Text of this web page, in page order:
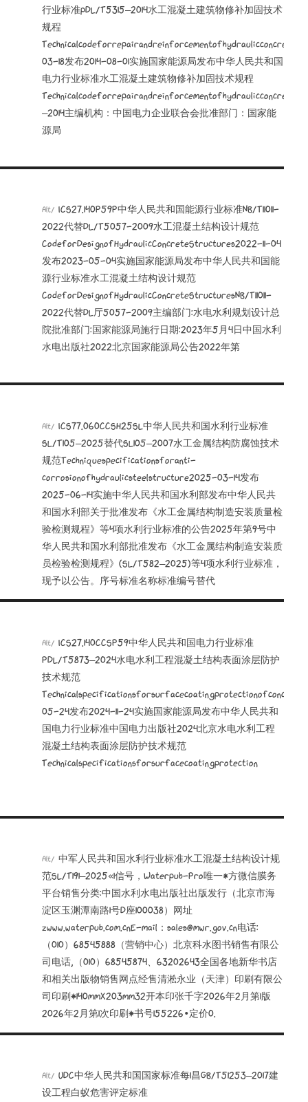
行业标准pDL/T5315—2014水工混凝土建筑物修补加固技术
规程
03-18发布2014-08-01实施国家能源局发布中华人民共和国
电力行业标准水工混凝土建筑物修补加固技术规程
—2014主编机构：中国电力企业联合会批准部门：国家能
源局
Alt/ ICS27.140P59P中华人民共和国能源行业标准NB/T11011-
2022代替DL/T5057-2009水工混凝土结构设计规范
CodeforDesignofHydraulicConcreteStructures2022-11-04
发布2023-05-04实施国家能源局发布中华人民共和国能
源行业标准水工混凝土结构设计规范
CodeforDesignofHydraulicConcreteStructuresNB/T11011-
2022代替DL厅5057-2009主编部门:水电水利规划设计总
院批准部门:国家能源局施行日期:2023年5月4日中国水利
水电出版社2022北京国家能源局公告2022年第
Alt/ ICS77.060CCSH25SL中华人民共和国水利行业标准
SL/T105—2025替代SL105—2007水工金属结构防腐蚀技术
规范Techniquespecificationsforanti-
corrosionofhydraulicsteelstructure2025-03-14发布
2025-06-14实施中华人民共和国水利部发布中华人民共
和国水利部关于批准发布《水工金属结构制造安装质量检
验检测规程》等4项水利行业标准的公告2025年第9号中
华人民共和国水利部批准发布《水工金属结构制造安装质
员检验检测规程》(SL/T582—2025)等4项水利行业标准，
现予以公告。序号标准名称标准编号替代
Alt/ ICS27.140CCSP59中华人民共和国电力行业标准
PDL/T5873—2024水电水利工程混凝土结构表面涂层防护
技术规范
05-24发布2024-11-24实施国家能源局发布中华人民共和
国电力行业标准中国电力出版社2024北京水电水利工程
混凝土结构表面涂层防护技术规范
Technicalspecificationsforsurfacecoatingprotection
Alt/ 中军人民共和国水利行业标准水工混凝土结构设计规
范SL/T191—2025«1信号，Waterpub-Pro唯一*方微信膜务
平台销售分类:中国水利水电出版社出版发行（北京市海
淀区玉渊潭南路1号D座100038）网址
zwww.waterpub.com.cnE-mail：sales@mwr.gov.cn电话:
（010）68545888（营销中心）北京科水图书销售有限公
司电话,（010）68545874、63202643全国各地新华书店
和相关出版物销售网点经售清淞永业（天津）印刷有限公
司印刷*140mmX203mm32开本印张千字2026年2月第1版
2026年2月第1次印刷*书号155226•定价0.
Alt/ UDC中华人民共和国国家标准每1昌GB/T51253—2017建
设工程白蚁危害评定标准